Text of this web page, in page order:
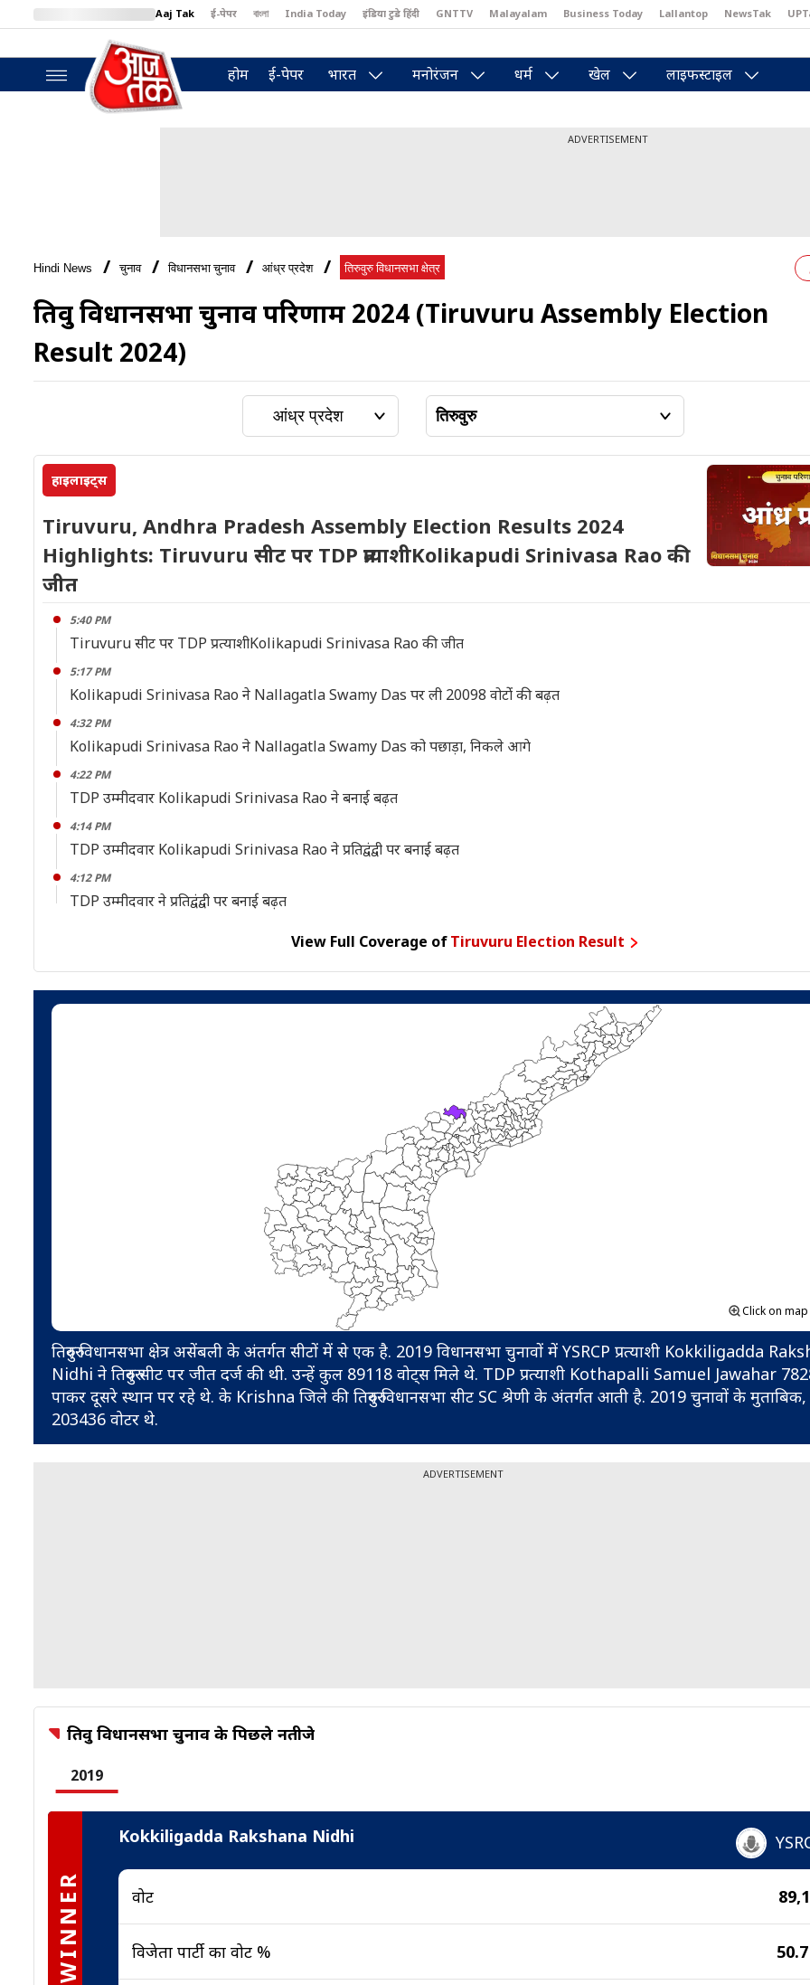
Aaj Tak ई-पेपर বাংলা India Today इंडिया टुडे हिंदी GNTTV Malayalam Business Today Lallantop NewsTak
BT Bazaar
होम ई-पेपर भारत मनोरंजन धर्म खेल लाइफस्टाइल
ADVERTISEMENT
Hindi News चुनाव विधानसभा चुनाव आंध्र प्रदेश तिरुवुरु विधानसभा क्षेत्र
तिरुवुरु विधानसभा चुनाव परिणाम 2024 (Tiruvuru Assembly Election
Result 2024)
हाइलाइट्स
Tiruvuru, Andhra Pradesh Assembly Election Results 2024
Highlights: Tiruvuru सीट पर TDP प्रत्याशीKolikapudi Srinivasa Rao की
जीत
5:40 PM
Tiruvuru सीट पर TDP प्रत्याशीKolikapudi Srinivasa Rao की जीत
5:17 PM
Kolikapudi Srinivasa Rao ने Nallagatla Swamy Das पर ली 20098 वोटोंं की बढ़त
4:32 PM
Kolikapudi Srinivasa Rao ने Nallagatla Swamy Das को पछाड़ा, निकले आगे
4:22 PM
TDP उम्मीदवार Kolikapudi Srinivasa Rao ने बनाई बढ़त
4:14 PM
TDP उम्मीदवार Kolikapudi Srinivasa Rao ने प्रतिद्वंद्वी पर बनाई बढ़त
4:12 PM
TDP उम्मीदवार ने प्रतिद्वंद्वी पर बनाई बढ़त
View Full Coverage ofTiruvuru Election Result
Click on
तिरुवुरु विधानसभा क्षेत्र असेंबली के अंतर्गत सीटों में से एक है. 2019 विधानसभा चुनावों में YSRCP प्रत्याशी Kokkiligadda
Nidhi ने तिरुवुरु सीट पर जीत दर्ज की थी. उन्हें कुल 89118 वोट्स मिले थे. TDP प्रत्याशी Kothapalli Samuel Jawahar
पाकर दूसरे स्थान पर रहे थे. के Krishna जिले की तिरुवुरु विधानसभा सीट SC श्रेणी के अंतर्गत आती है. 2019 चुनावों के
203436 वोटर थे.
ADVERTISEMENT
तिरुवुरु विधानसभा चुनाव के पिछले नतीजे
2019
WINNER
Kokkiligadda Rakshana Nidhi
वोट
विजेता पार्टी का वोट %